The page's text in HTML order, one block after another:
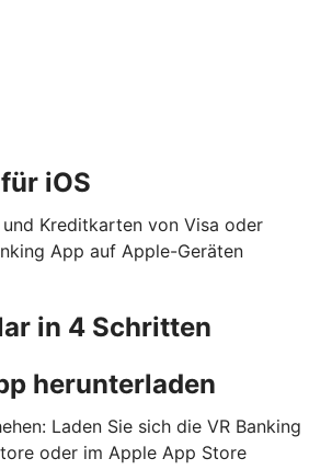
iOS
Kreditkarten von Visa oder
App auf Apple-Geräten
in 4 Schritten
herunterladen
Laden Sie sich die VR Banking
oder im Apple App Store